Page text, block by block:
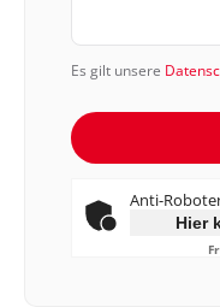
Es gilt unsere
Anti-
Hier